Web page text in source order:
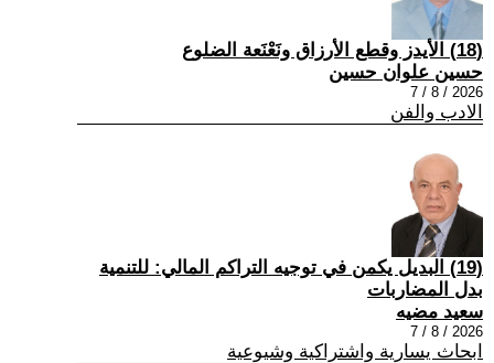
(18) الأيدز وقطع الأرزاق ونَعْنَعة الضلوع
حسين علوان حسين
2026 / 8 / 7
الادب والفن
(19) البديل يكمن في توجيه التراكم المالي: للتنمية
بدل المضاربات
سعيد مضيه
2026 / 8 / 7
ابحاث يسارية واشتراكية وشيوعية